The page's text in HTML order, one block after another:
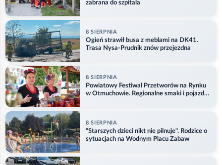
zabrana do szpitala
8 SIERPNIA
Ogień strawił busa z meblami na DK41.
Trasa Nysa-Prudnik znów przejezdna
8 SIERPNIA
Powiatowy Festiwal Przetworów na Rynku
w Otmuchowie. Regionalne smaki i pojazdy
8 SIERPNIA
"Starszych dzieci nikt nie pilnuje". Rodzice o
sytuacjach na Wodnym Placu Zabaw